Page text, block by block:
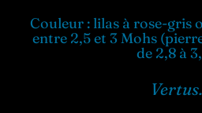
Contact
Couleur : lilas à rose-gris
entre 2,5 et 3 Mohs
de 2,8 à
Vertus.